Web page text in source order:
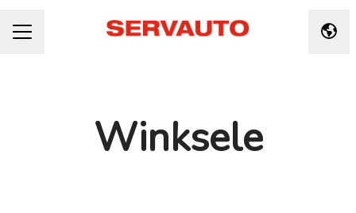
CARRIÈREMENU Taal
Winksele